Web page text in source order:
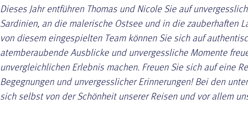
Dieses Jahr entführen Thomas und Nicole Sie auf
Sardinien, an die malerische Ostsee und in die zauberhaften
von diesem eingespielten Team können Sie sich auf
atemberaubende Ausblicke und unvergessliche Momente
unvergleichlichen Erlebnis machen. Freuen Sie sich auf eine
Begegnungen und unvergesslicher Erinnerungen! Bei den
sich selbst von der Schönheit unserer Reisen und vor allem